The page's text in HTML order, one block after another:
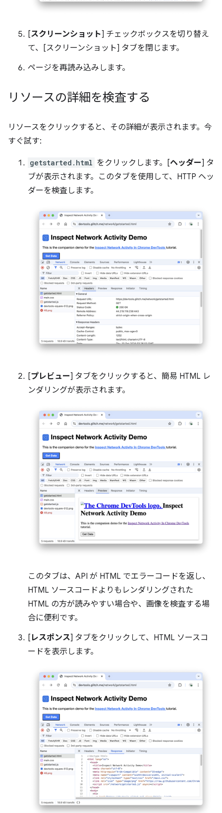
[スクリーンショット] チェックボックスを切り替え
て、[スクリーンショット] タブを閉じます。
ページを再読み込みします。
リソースの詳細を検査する
リソースをクリックすると、その詳細が表示されます。今
すぐ試す:
getstarted.html をクリックします。[ヘッダー] タ
ブが表示されます。このタブを使用して、HTTP ヘッ
ダーを検査します。
[プレビュー] タブをクリックすると、簡易 HTML レ
ンダリングが表示されます。
このタブは、API が HTML でエラーコードを返し、
HTML ソースコードよりもレンダリングされた
HTML の方が読みやすい場合や、画像を検査する場
合に便利です。
[ レスポンス] タブをクリックして、HTML ソースコ
ードを表示します。